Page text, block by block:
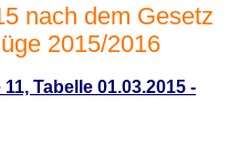
nach dem Gesetz
2015/2016
Tabelle 01.03.2015 -